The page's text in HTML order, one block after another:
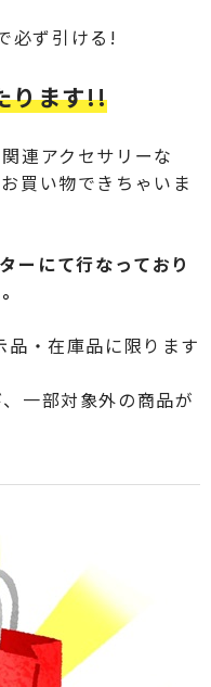
必ず引ける!
ります!!
連アクセサリーな
買い物できちゃいま
ーにて行なっており
・在庫品に限ります
一部対象外の商品が